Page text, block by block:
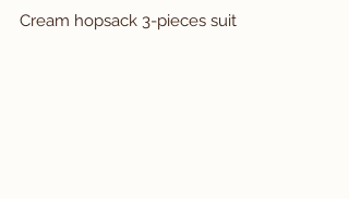
Cream hopsack 3-pieces suit